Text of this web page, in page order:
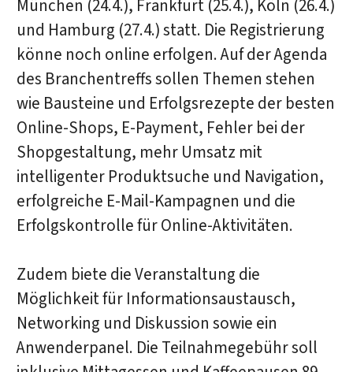
München (24.4.), Frankfurt (25.4.), Köln (26.4.)
und Hamburg (27.4.) statt. Die Registrierung
könne noch online erfolgen. Auf der Agenda
des Branchentreffs sollen Themen stehen
wie Bausteine und Erfolgsrezepte der besten
Online-Shops, E-Payment, Fehler bei der
Shopgestaltung, mehr Umsatz mit
intelligenter Produktsuche und Navigation,
erfolgreiche E-Mail-Kampagnen und die
Erfolgskontrolle für Online-Aktivitäten.
Zudem biete die Veranstaltung die
Möglichkeit für Informationsaustausch,
Networking und Diskussion sowie ein
Anwenderpanel. Die Teilnahmegebühr soll